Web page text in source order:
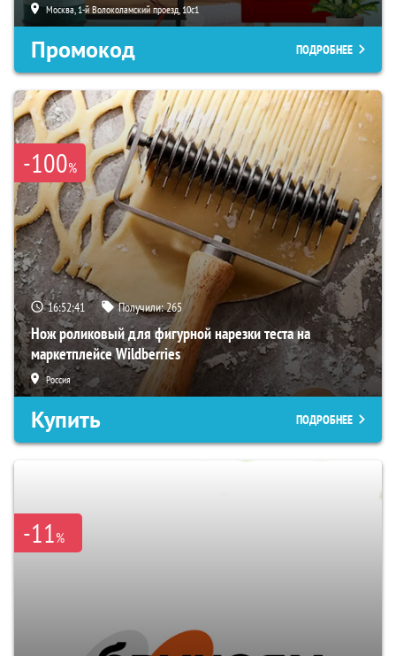
Москва, 1-й Волоколамский проезд, 10с1
Промокод ПОДРОБНЕЕ
-100%
16:52:40 Получили:265
Нож роликовый для фигурной нарезки теста на
маркетплейсе Wildberries
Россия
Купить ПОДРОБНЕЕ
-11%